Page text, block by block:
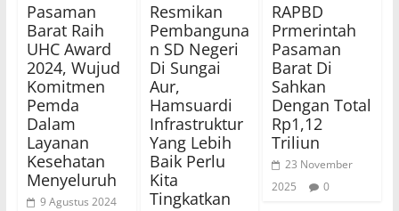
Pasaman
Barat Raih
UHC Award
2024, Wujud
Komitmen
Pemda
Dalam
Layanan
Kesehatan
Menyeluruh
9 Agustus 2024
Resmikan
Pembanguna
n SD Negeri
Di Sungai
Aur,
Hamsuardi
Infrastruktur
Yang Lebih
Baik Perlu
Kita
Tingkatkan
RAPBD
Prmerintah
Pasaman
Barat Di
Sahkan
Dengan Total
Rp1,12
Triliun
23 November
2025
0